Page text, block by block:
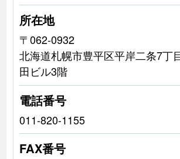
所在地
〒062-0932
北海道札幌市豊平区平岸二条7丁
田ビル3階
電話番号
011-820-1155
FAX番号